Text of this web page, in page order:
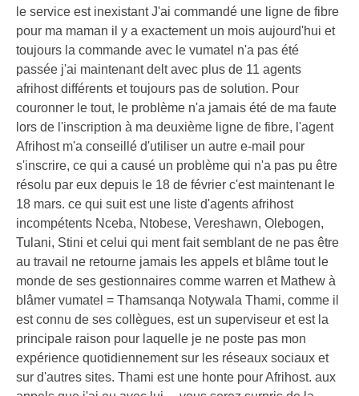
le service est inexistant J'ai commandé une ligne de fibre
pour ma maman il y a exactement un mois aujourd'hui et
toujours la commande avec le vumatel n'a pas été
passée j'ai maintenant delt avec plus de 11 agents
afrihost différents et toujours pas de solution. Pour
couronner le tout, le problème n'a jamais été de ma faute
lors de l'inscription à ma deuxième ligne de fibre, l'agent
Afrihost m'a conseillé d'utiliser un autre e-mail pour
s'inscrire, ce qui a causé un problème qui n'a pas pu être
résolu par eux depuis le 18 de février c'est maintenant le
18 mars. ce qui suit est une liste d'agents afrihost
incompétents Nceba, Ntobese, Vereshawn, Olebogen,
Tulani, Stini et celui qui ment fait semblant de ne pas être
au travail ne retourne jamais les appels et blâme tout le
monde de ses gestionnaires comme warren et Mathew à
blâmer vumatel = Thamsanqa Notywala Thami, comme il
est connu de ses collègues, est un superviseur et est la
principale raison pour laquelle je ne poste pas mon
expérience quotidiennement sur les réseaux sociaux et
sur d'autres sites. Thami est une honte pour Afrihost. aux